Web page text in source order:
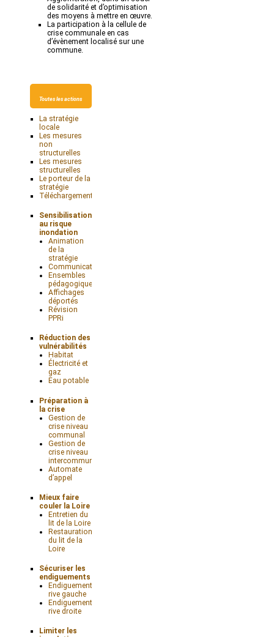
de solidarité et d’optimisation
des moyens à mettre en œuvre.
La participation à la cellule de
crise communale en cas
d’évènement localisé sur une
commune.
Toutes les actions
La stratégie
locale
Les mesures
non
structurelles
Les mesures
structurelles
Le porteur de la
stratégie
Téléchargements
Sensibilisation
au risque
inondation
Animation
de la
stratégie
Communication
Ensembles
pédagogiques
Affichages
déportés
Révision
PPRi
Réduction des
vulnérabilités
Habitat
Électricité et
gaz
Eau potable
Préparation à
la crise
Gestion de
crise niveau
communal
Gestion de
crise niveau
intercommunal
Automate
d’appel
Mieux faire
couler la Loire
Entretien du
lit de la Loire
Restauration
du lit de la
Loire
Sécuriser les
endiguements
Endiguements
rive gauche
Endiguements
rive droite
Limiter les